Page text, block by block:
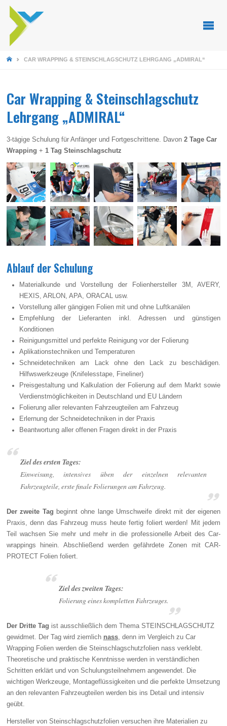
STARTSEITE
CAR WRAPPING & STEINSCHLAGSCHUTZ LEHRGANG „ADMIRAL“
Car Wrapping & Steinschlagschutz
Lehrgang „ADMIRAL“
3-tägige Schulung für Anfänger und Fortgeschrittene. Davon 2 Tage Car
Wrapping + 1 Tag Steinschlagschutz
Ablauf der Schulung
Materialkunde und Vorstellung der Folienhersteller 3M, AVERY,
HEXIS, ARLON, APA, ORACAL usw.
Vorstellung aller gängigen Folien mit und ohne Luftkanälen
Empfehlung der Lieferanten inkl. Adressen und günstigen
Konditionen
Reinigungsmittel und perfekte Reinigung vor der Folierung
Aplikationstechniken und Temperaturen
Schneidetechniken am Lack ohne den Lack zu beschädigen.
Hilfwswerkzeuge (Knifelesstape, Fineliner)
Preisgestaltung und Kalkulation der Folierung auf dem Markt sowie
Verdienstmöglichkeiten in Deutschland und EU Ländern
Folierung aller relevanten Fahrzeugteilen am Fahrzeug
Erlernung der Schneidetechniken in der Praxis
Beantwortung aller offenen Fragen direkt in der Praxis
Ziel des ersten Tages:
Einweisung, intensives üben der einzelnen relevanten
Fahrzeugteile, erste finale Folierungen am Fahrzeug.
Der zweite Tag beginnt ohne lange Umschweife direkt mit der eigenen
Praxis, denn das Fahrzeug muss heute fertig foliert werden! Mit jedem
Teil wachsen Sie mehr und mehr in die professionelle Arbeit des Car-
wrappings hinein. Abschließend werden gefährdete Zonen mit CAR-
PROTECT Folien foliert.
Ziel des zweiten Tages:
Folierung eines kompletten Fahrzeuges.
Der Dritte Tag ist ausschließlich dem Thema STEINSCHLAGSCHUTZ
gewidmet. Der Tag wird ziemlich nass, denn im Vergleich zu Car
Wrapping Folien werden die Steinschlagschutzfolien nass verklebt.
Theoretische und praktische Kenntnisse werden in verständlichen
Schritten erklärt und von Schulungsteilnehmern angewendet. Die
wichtigen Werkzeuge, Montageflüssigkeiten und die perfekte Umsetzung
an den relevanten Fahrzeugteilen werden bis ins Detail und intensiv
geübt.
Hersteller von Steinschlagschutzfolien versuchen ihre Materialien zu